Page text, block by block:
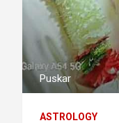
Puskar
ASTROLOGY